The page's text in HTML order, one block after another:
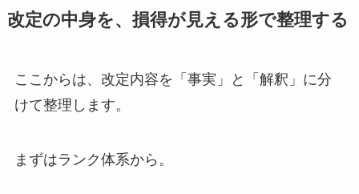
改定の中身を、損得が見える形で整理する
ここからは、改定内容を「事実」と「解釈」に分
けて整理します。
まずはランク体系から。